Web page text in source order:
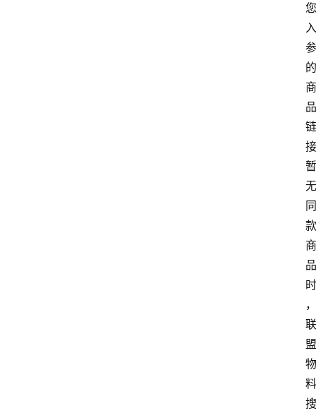
您
入
参
的
商
品
链
接
暂
无
同
款
商
品
时
，
联
盟
物
料
搜